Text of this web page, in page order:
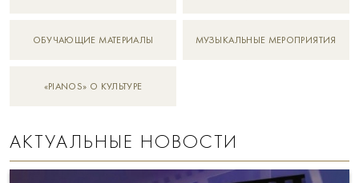
ОБУЧАЮЩИЕ МАТЕРИАЛЫ МУЗЫКАЛЬНЫЕ МЕРОПРИЯТИЯ
«PIANOS» О КУЛЬТУРЕ
АКТУАЛЬНЫЕ НОВОСТИ